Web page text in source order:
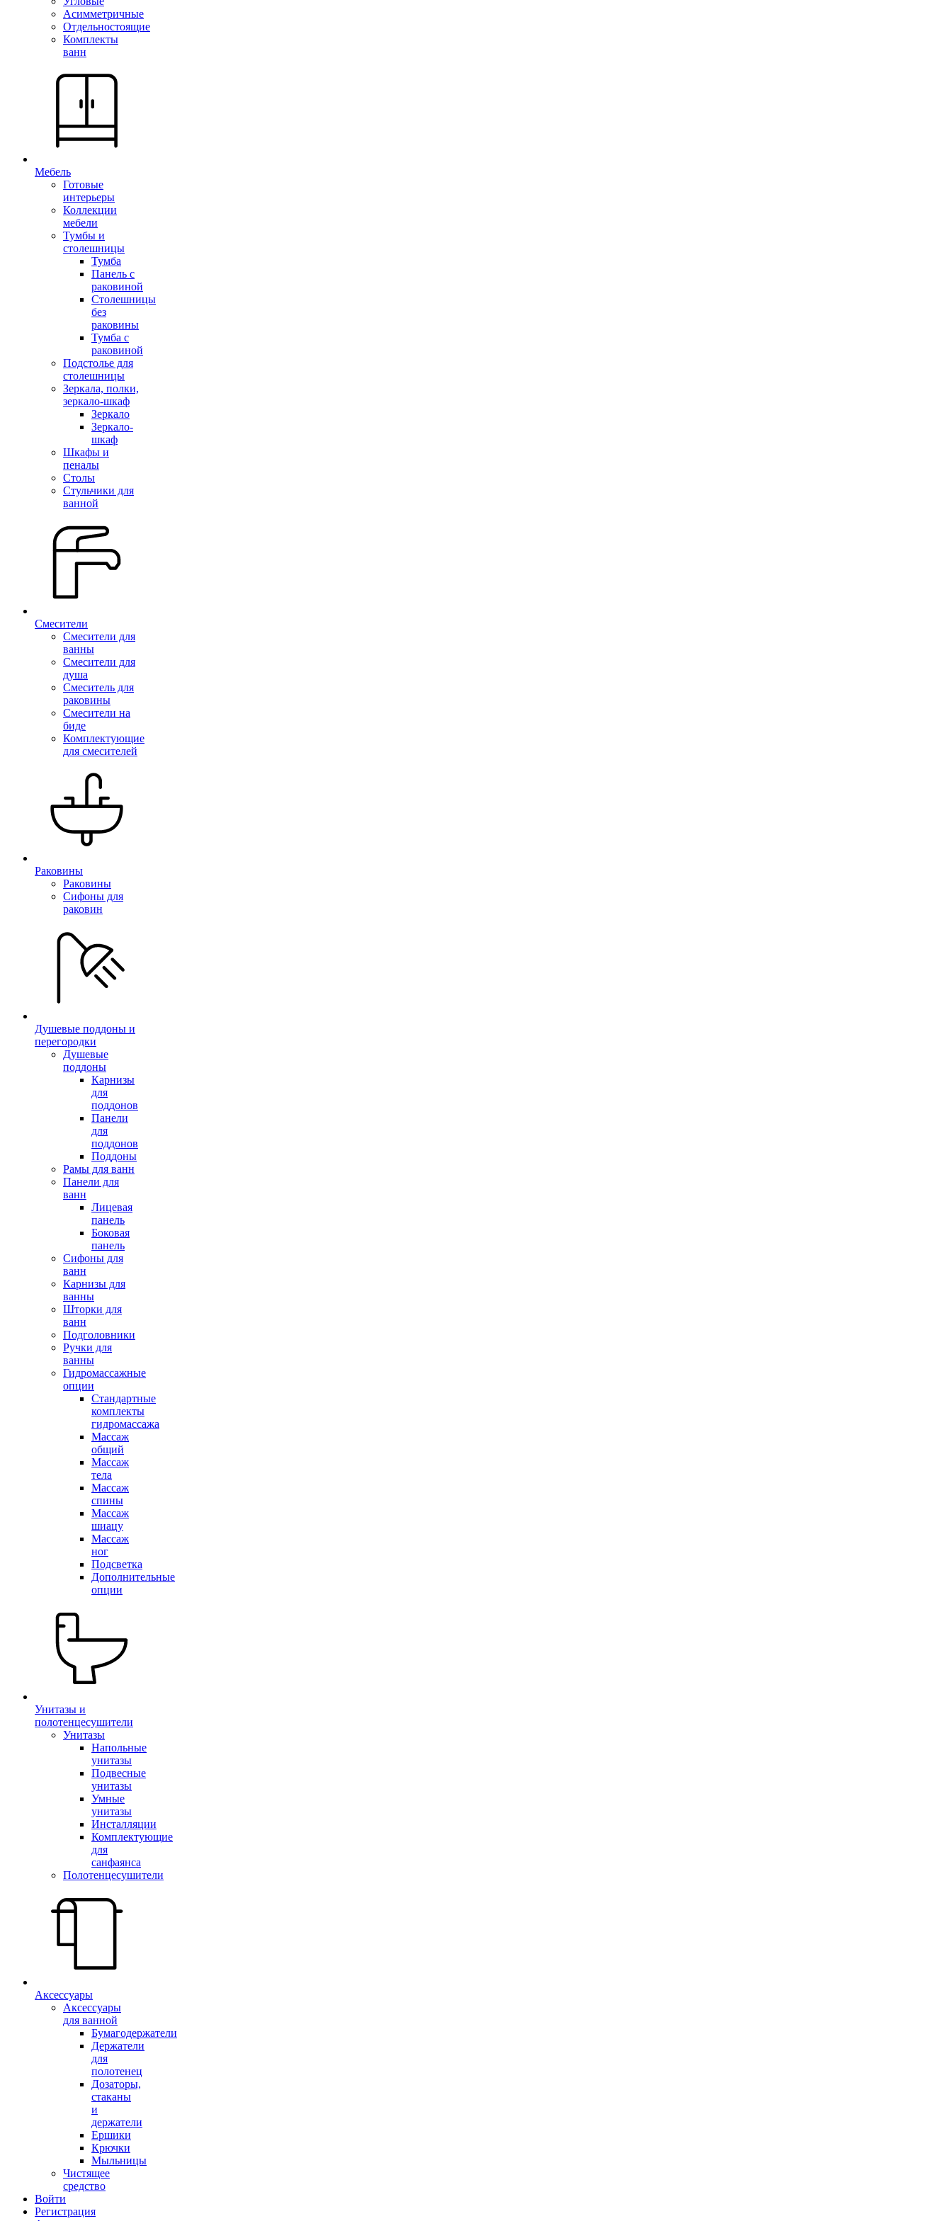
Асимметричные
Отдельностоящие
Комплекты
ванн
Мебель
Готовые
интерьеры
Коллекции
мебели
Тумбы и
столешницы
Тумба
Панель с
раковиной
Столешницы
без
раковины
Тумба с
раковиной
Подстолье для
столешницы
Зеркала, полки,
зеркало-шкаф
Зеркало
Зеркало-
шкаф
Шкафы и
пеналы
Столы
Стульчики для
ванной
Смесители
Смесители для
ванны
Смесители для
душа
Смеситель для
раковины
Смесители на
биде
Комплектующие
для смесителей
Раковины
Раковины
Сифоны для
раковин
Душевые поддоны и
перегородки
Душевые
поддоны
Карнизы
для
поддонов
Панели
для
поддонов
Поддоны
Рамы для ванн
Панели для
ванн
Лицевая
панель
Боковая
панель
Сифоны для
ванн
Карнизы для
ванны
Шторки для
ванн
Подголовники
Ручки для
ванны
Гидромассажные
опции
Стандартные
комплекты
гидромассажа
Массаж
общий
Массаж
тела
Массаж
спины
Массаж
шиацу
Массаж
ног
Подсветка
Дополнительные
опции
Унитазы и
полотенцесушители
Унитазы
Напольные
унитазы
Подвесные
унитазы
Умные
унитазы
Инсталляции
Комплектующие
для
санфаянса
Полотенцесушители
Аксессуары
Аксессуары
для ванной
Бумагодержатели
Держатели
для
полотенец
Дозаторы,
стаканы
и
держатели
Ершики
Крючки
Мыльницы
Чистящее
средство
Войти
Регистрация